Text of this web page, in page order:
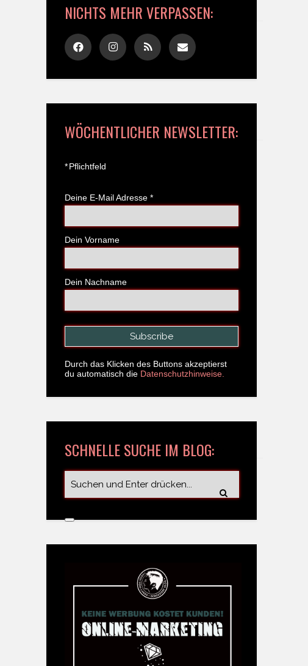
NICHTS MEHR VERPASSEN:
WÖCHENTLICHER NEWSLETTER:
*Pflichtfeld
Deine E-Mail Adresse *
Dein Vorname
Dein Nachname
Durch das Klicken des Buttons akzeptierst
du automatisch die Datenschutzhinweise.
SCHNELLE SUCHE IM BLOG: